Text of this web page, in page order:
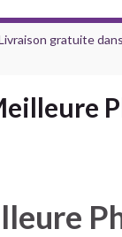
gratuite dans